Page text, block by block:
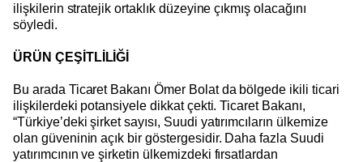
ilişkilerin stratejik ortaklık düzeyine çıkmış olacağını
söyledi.
ÜRÜN ÇEŞİTLİLİĞİ
Bu arada Ticaret Bakanı Ömer Bolat da bölgede ikili ticari
ilişkilerdeki potansiyele dikkat çekti. Ticaret Bakanı,
“Türkiye’deki şirket sayısı, Suudi yatırımcıların ülkemize
olan güveninin açık bir göstergesidir. Daha fazla Suudi
yatırımcının ve şirketin ülkemizdeki fırsatlardan